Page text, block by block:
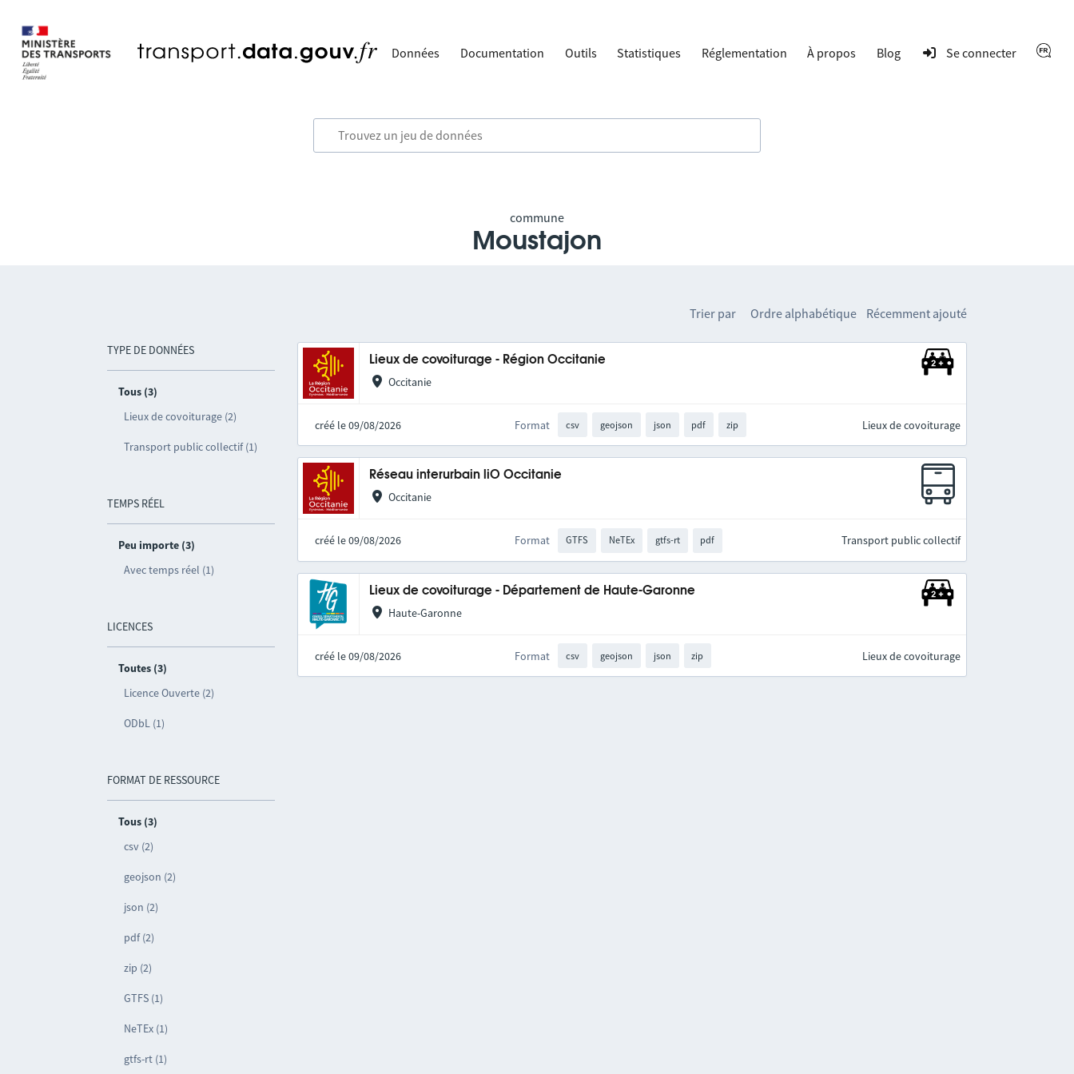
Données Documentation Outils Statistiques Réglementation À propos Blog Se connecter
commune
Moustajon
TYPE DE DONNÉES
Tous (3)
Lieux de covoiturage (2)
Transport public collectif (1)
TEMPS RÉEL
Peu importe (3)
Avec temps réel (1)
LICENCES
Toutes (3)
Licence Ouverte (2)
ODbL (1)
FORMAT DE RESSOURCE
Tous (3)
csv (2)
geojson (2)
json (2)
pdf (2)
zip (2)
GTFS (1)
NeTEx (1)
gtfs-rt (1)
Trier par Ordre alphabétique Récemment ajouté
Lieux de covoiturage - Région Occitanie
Occitanie
créé le 09/08/2026 Format csv geojson json pdf zip Lieux de covoiturage
Réseau interurbain liO Occitanie
Occitanie
créé le 09/08/2026 Format GTFS NeTEx gtfs-rt pdf Transport public collectif
Lieux de covoiturage - Département de Haute-Garonne
Haute-Garonne
créé le 09/08/2026 Format csv geojson json zip Lieux de covoiturage